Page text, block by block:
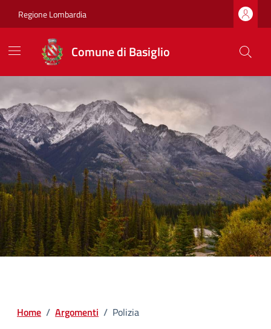
Regione Lombardia
Comune di Basiglio
Home / Argomenti / Polizia